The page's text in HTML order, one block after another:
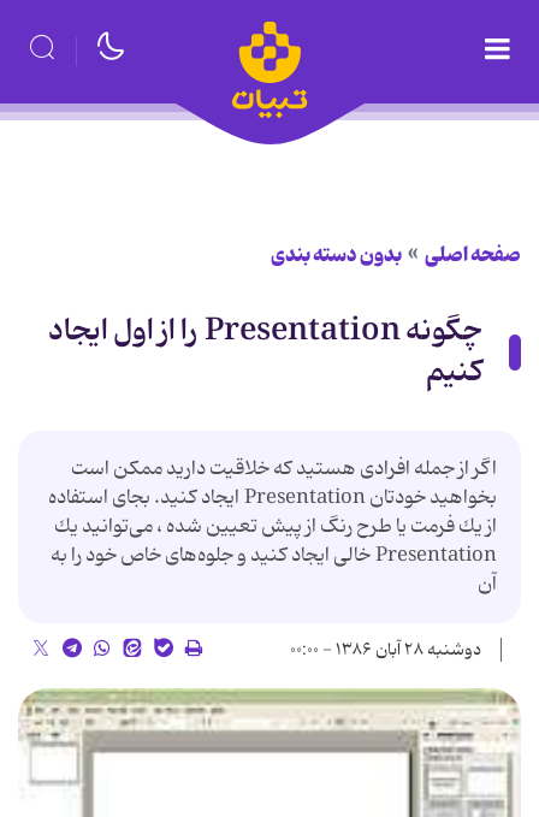
صفحه اصلی بدون دسته بندی
چگونه Presentation را از اول ایجاد
كنیم
اگر از جمله افرادی هستید كه خلاقیت دارید ممكن است
بخواهید خودتان Presentation ایجاد كنید. بجای استفاده
از یك فرمت یا طرح رنگ از پیش تعیین شده ، می‌توانید یك
Presentation خالی ایجاد كنید و جلوه‌های خاص خود را به
آن
دوشنبه ۲۸ آبان ۱۳۸۶ - ۰۰:۰۰